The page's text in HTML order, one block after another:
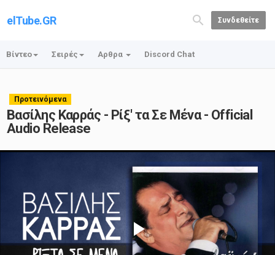
elTube.GR Συνδεθείτε
Βίντεο Σειρές Αρθρα Discord Chat
Προτεινόμενα
Βασίλης Καρράς - Ρίξ' τα Σε Μένα - Official
Audio Release